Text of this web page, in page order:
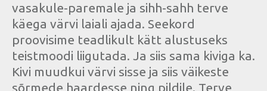
vasakule-paremale ja sihh-sahh terve
käega värvi laiali ajada. Seekord
proovisime teadlikult kätt alustuseks
teistmoodi liigutada. Ja siis sama kiviga ka.
Kivi muudkui värvi sisse ja siis väikeste
sõrmede haardesse ning pildile. Terve